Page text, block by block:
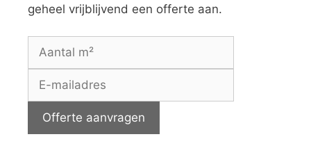
geheel vrijblijvend een offerte aan.
Offerte aanvragen